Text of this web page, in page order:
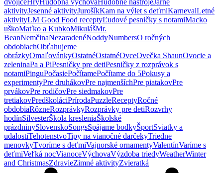
aktivityJesenné aktivityJurošíkKam na výlet s deťmiKarnevalLetné
aktivityLM Good Food receptyĽudové pesničky s notamiMacko
uškoMaťko a KubkoMikulášMr.
BeanNemčinaNezaradenéNoddyNumbersO ročných
obdobiachObťahujeme
obrázkyOmaľovánkyOstatnéOstatnéOvceOvečka ShaunOvocie a
zeleninaPa a PiPesničky pre detiPesničky z rozprávok s
notamiPinguPočasiePočítamePočítame do 5Pokusy a
experimentyPre druhákovPre najmenšíchPre piatakovPre
prvákovPre rodičovPre siedmakovPre
tretiakovPredškoláciPrírodaPuzzleReceptyRočné
obdobiaRôzneRozprávkyRozprávky pre detiRozvrhy
hodínSilvesterŠkola kresleniaŠkolské
prázdninySlovenskoSongsSpájame bodkyŠportSviatky a
udalostiTehotenstvoTipy na vianočné darčekyTriedne
menovkyTvoríme s deťmiVajnorské ornamentyValentínVaríme s
deťmiVeľká nocVianoceVýchovaVýzdoba triedyWeatherWinter
and ChristmasZdravieZimné aktivityZvieratká